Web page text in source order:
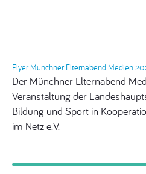
Flyer Münchner Elternabend Medien
Der Münchner Elternabend
Veranstaltung der
Bildung und Sport in
im Netz e.V.